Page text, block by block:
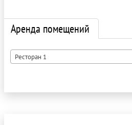
Аренда помещений
Ресторан 1